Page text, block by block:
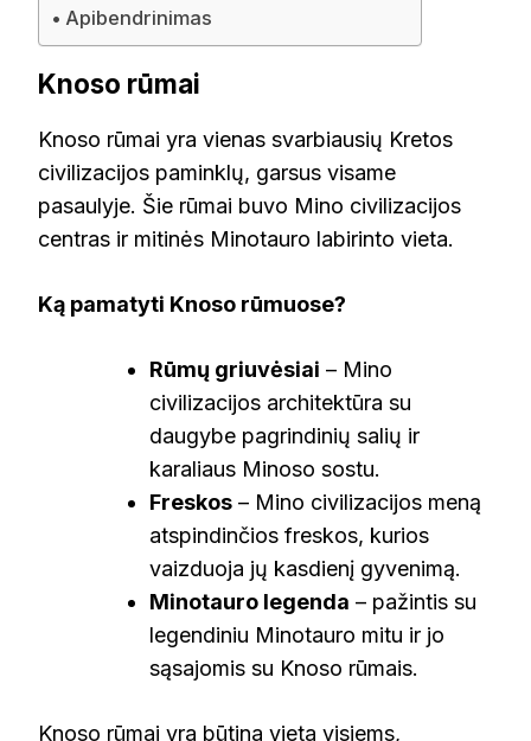
Apibendrinimas
Knoso rūmai
Knoso rūmai yra vienas svarbiausių Kretos
civilizacijos paminklų, garsus visame
pasaulyje. Šie rūmai buvo Mino civilizacijos
centras ir mitinės Minotauro labirinto vieta.
Ką pamatyti Knoso rūmuose?
Rūmų griuvėsiai – Mino
civilizacijos architektūra su
daugybe pagrindinių salių ir
karaliaus Minoso sostu.
Freskos – Mino civilizacijos meną
atspindinčios freskos, kurios
vaizduoja jų kasdienį gyvenimą.
Minotauro legenda – pažintis su
legendiniu Minotauro mitu ir jo
sąsajomis su Knoso rūmais.
Knoso rūmai yra būtina vieta visiems,